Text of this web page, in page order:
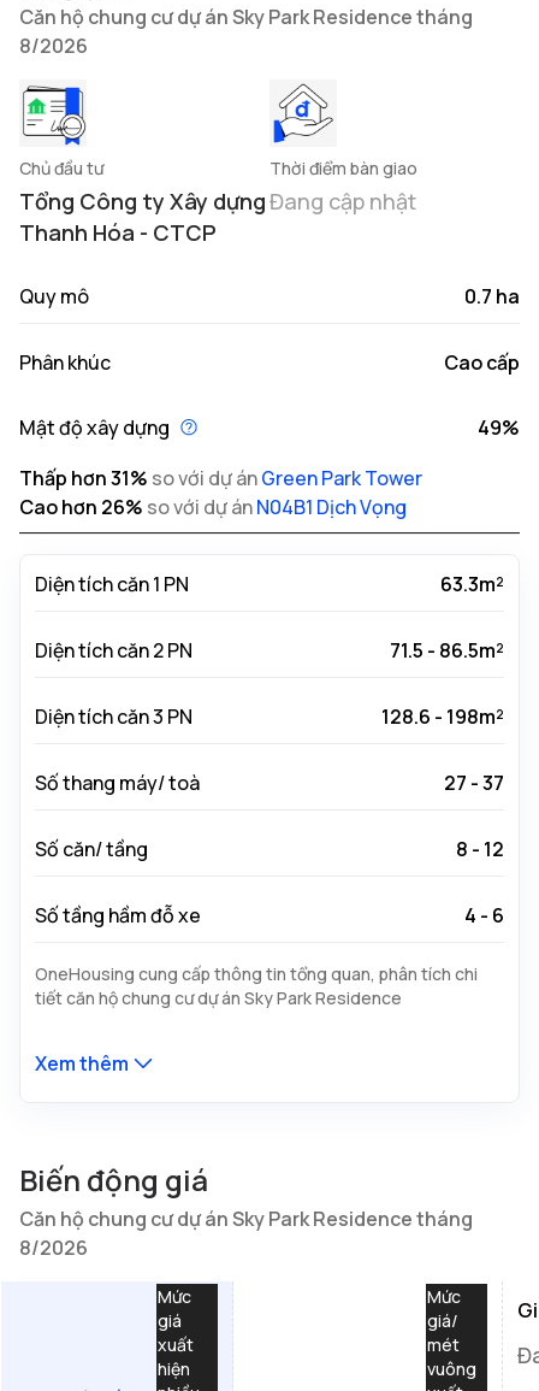
Căn hộ chung cư dự án Sky Park Residence tháng
8/2026
Chủ đầu tư
Tổng Công ty Xây dựng
Thanh Hóa - CTCP
Thời điểm bàn giao
Đang cập nhật
Quy mô 0.7 ha
Phân khúc Cao cấp
Mật độ xây dựng
49%
Thấp hơn31% so với dự ánGreen Park Tower
Cao hơn 26% so với dự ánN04B1 Dịch Vọng
Diện tích căn 1 PN 63.3m²
Diện tích căn 2 PN 71.5 - 86.5m²
Diện tích căn 3 PN 128.6 - 198m²
Số thang máy/ toà 27 - 37
Số căn/ tầng 8 - 12
Số tầng hầm đỗ xe 4 - 6
OneHousing cung cấp thông tin tổng quan, phân tích chi
tiết căn hộ chung cư dự án Sky Park Residence
Xem thêm
Biến động giá
Căn hộ chung cư dự án Sky Park Residence tháng
8/2026
Mức
giá
xuất
hiện
Mức
giá/
mét
vuông